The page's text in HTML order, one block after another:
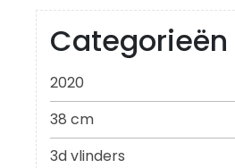
Categorieën
2020
38 cm
3d vlinders